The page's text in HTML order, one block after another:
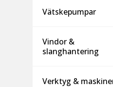
Vätskepumpar
Vindor &
slanghantering
Verktyg &